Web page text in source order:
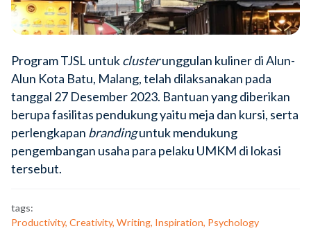
Program TJSL untukclusterunggulan kuliner di Alun-
Alun Kota Batu, Malang, telah dilaksanakan pada
tanggal 27 Desember 2023. Bantuan yang diberikan
berupa fasilitas pendukung yaitu meja dan kursi, serta
perlengkapan brandinguntuk mendukung
pengembangan usaha para pelaku UMKM di lokasi
tersebut.
tags:
Productivity, Creativity, Writing, Inspiration, Psychology